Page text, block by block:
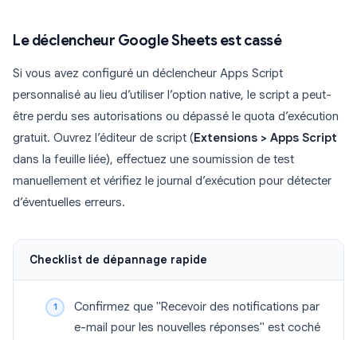
Le déclencheur Google Sheets est cassé
Si vous avez configuré un déclencheur Apps Script
personnalisé au lieu d’utiliser l’option native, le script a peut-
être perdu ses autorisations ou dépassé le quota d’exécution
gratuit. Ouvrez l’éditeur de script (Extensions > Apps Script
dans la feuille liée), effectuez une soumission de test
manuellement et vérifiez le journal d’exécution pour détecter
d’éventuelles erreurs.
Checklist de dépannage rapide
Confirmez que "Recevoir des notifications par
e-mail pour les nouvelles réponses" est coché